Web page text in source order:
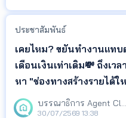
ประชาสัมพันธ์
เคยไหม? ขยันทำงานแทบ
เดือนเงินเท่าเดิม💸 ถึงเว
หา "ช่องทางสร้างรายได้ใ
ยัง?🧐
30/07/2569 13:38